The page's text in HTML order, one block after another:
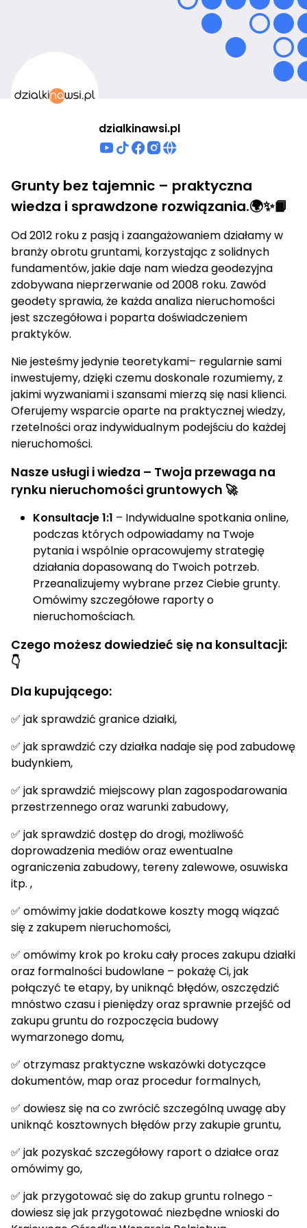
dzialkinawsi.pl
Grunty bez tajemnic – praktyczna
wiedza i sprawdzone rozwiązania.🌍✨📙
Od 2012 roku z pasją i zaangażowaniem działamy w
branży obrotu gruntami, korzystając z solidnych
fundamentów, jakie daje nam wiedza geodezyjna
zdobywana nieprzerwanie od 2008 roku. Zawód
geodety sprawia, że każda analiza nieruchomości
jest szczegółowa i poparta doświadczeniem
praktyków.
Nie jesteśmy jedynie teoretykami– regularnie sami
inwestujemy, dzięki czemu doskonale rozumiemy, z
jakimi wyzwaniami i szansami mierzą się nasi klienci.
Oferujemy wsparcie oparte na praktycznej wiedzy,
rzetelności oraz indywidualnym podejściu do każdej
nieruchomości.
Nasze usługi i wiedza – Twoja przewaga na
rynku nieruchomości gruntowych 🚀
Konsultacje 1:1 – Indywidualne spotkania online,
podczas których odpowiadamy na Twoje
pytania i wspólnie opracowujemy strategię
działania dopasowaną do Twoich potrzeb.
Przeanalizujemy wybrane przez Ciebie grunty.
Omówimy szczegółowe raporty o
nieruchomościach.
Czego możesz dowiedzieć się na konsultacji:
👇
Dla kupującego:
✅ jak sprawdzić granice działki,
✅ jak sprawdzić czy działka nadaje się pod zabudowę
budynkiem,
✅ jak sprawdzić miejscowy plan zagospodarowania
przestrzennego oraz warunki zabudowy,
✅ jak sprawdzić dostęp do drogi, możliwość
doprowadzenia mediów oraz ewentualne
ograniczenia zabudowy, tereny zalewowe, osuwiska
itp. ,
✅ omówimy jakie dodatkowe koszty mogą wiązać
się z zakupem nieruchomości,
✅ omówimy krok po kroku cały proces zakupu działki
oraz formalności budowlane – pokażę Ci, jak
połączyć te etapy, by uniknąć błędów, oszczędzić
mnóstwo czasu i pieniędzy oraz sprawnie przejść od
zakupu gruntu do rozpoczęcia budowy
wymarzonego domu,
✅ otrzymasz praktyczne wskazówki dotyczące
dokumentów, map oraz procedur formalnych,
✅ dowiesz się na co zwrócić szczególną uwagę aby
uniknąć kosztownych błędów przy zakupie gruntu,
✅ jak pozyskać szczegółowy raport o działce oraz
omówimy go,
✅ jak przygotować się do zakup gruntu rolnego -
dowiesz się jak przygotować niezbędne wnioski do